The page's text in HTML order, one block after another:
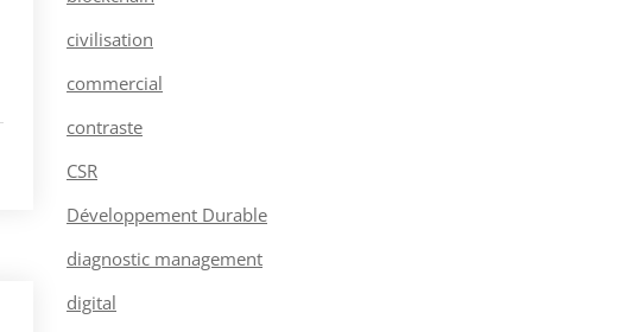
civilisation
commercial
contraste
CSR
Développement Durable
diagnostic management
digital